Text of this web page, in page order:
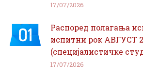
17/07/2026
Распоред полагања
испитни рок АВГУСТ
(специјалистичке
17/07/2026